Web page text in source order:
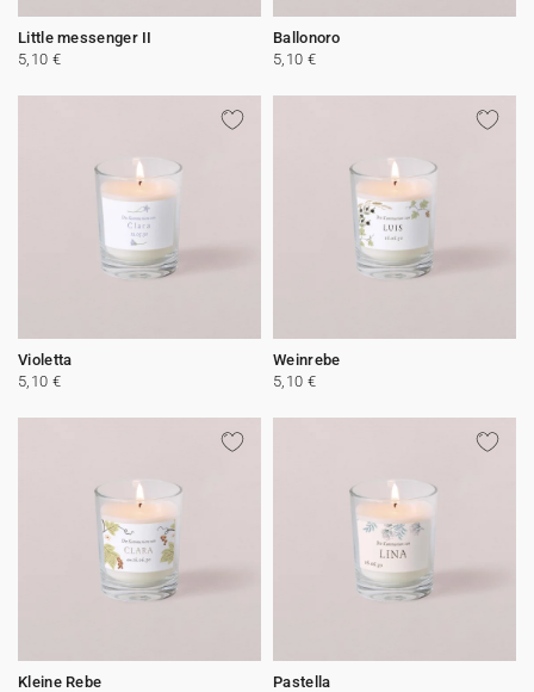
Little messenger II
5,10 €
Ballonoro
5,10 €
Violetta
5,10 €
Weinrebe
5,10 €
Kleine Rebe
Pastella